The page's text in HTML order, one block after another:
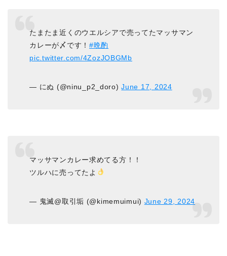
たまたま近くのウエルシアで売ってたマッサマン
カレーが〆です！ #晩酌
pic.twitter.com/4ZozJOBGMb
— にぬ (@ninu_p2_doro)June 17, 2024
マッサマンカレー求めてる方！！
ツルハに売ってたよ
— 鬼滅@取引垢 (@kimemuimui) June 29, 2024